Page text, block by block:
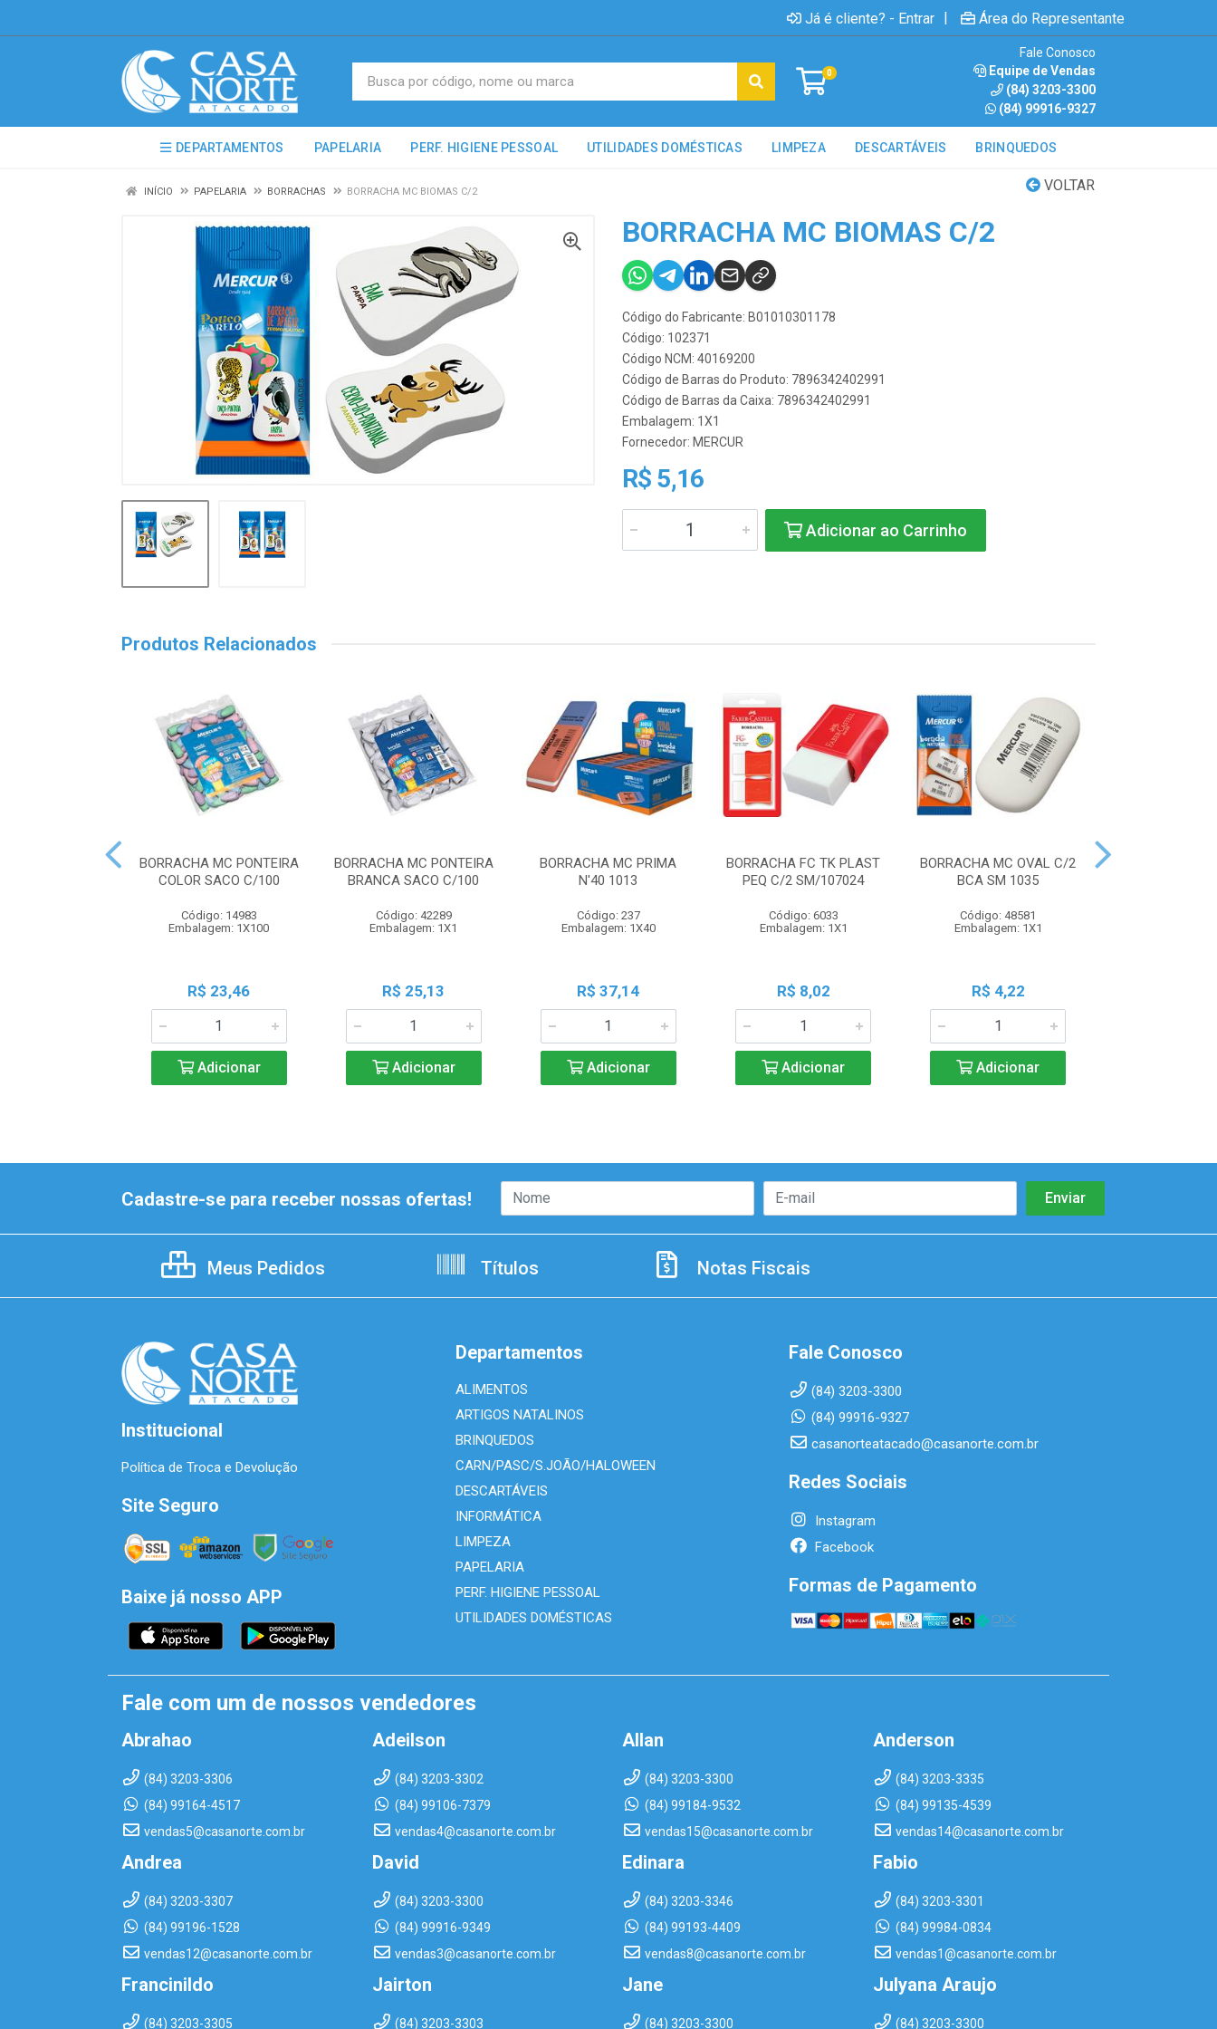
Já é cliente? - Entrar | Área do Representante
0
Fale Conosco
Equipe de Vendas
(84) 3203-3300
(84) 99916-9327
DEPARTAMENTOS PAPELARIA PERF. HIGIENE PESSOAL UTILIDADES DOMÉSTICAS LIMPEZA DESCARTÁVEIS BRINQUEDOS
VOLTAR
INÍCIO PAPELARIA BORRACHAS BORRACHA MC BIOMAS C/2
BORRACHA MC BIOMAS C/2
Código do Fabricante: B01010301178
Código: 102371
Código NCM: 40169200
Código de Barras do Produto: 7896342402991
Código de Barras da Caixa: 7896342402991
Embalagem: 1X1
Fornecedor: MERCUR
R$ 5,16
Adicionar ao Carrinho
Produtos Relacionados
BORRACHA MC PONTEIRA
COLOR SACO C/100
Código: 14983
Embalagem: 1X100
R$ 23,46
Adicionar
BORRACHA MC PONTEIRA
BRANCA SACO C/100
Código: 42289
Embalagem: 1X1
R$ 25,13
Adicionar
BORRACHA MC PRIMA
N'40 1013
Código: 237
Embalagem: 1X40
R$ 37,14
Adicionar
BORRACHA FC TK PLAST
PEQ C/2 SM/107024
Código: 6033
Embalagem: 1X1
R$ 8,02
Adicionar
BORRACHA MC OVAL C/2
BCA SM 1035
Código: 48581
Embalagem: 1X1
R$ 4,22
Adicionar
Cadastre-se para receber nossas ofertas!
Meus Pedidos Títulos Notas Fiscais
Institucional
Política de Troca e Devolução
Site Seguro
Baixe já nosso APP
Departamentos
ALIMENTOS
ARTIGOS NATALINOS
BRINQUEDOS
CARN/PASC/S.JOÃO/HALOWEEN
DESCARTÁVEIS
INFORMÁTICA
LIMPEZA
PAPELARIA
PERF. HIGIENE PESSOAL
UTILIDADES DOMÉSTICAS
Fale Conosco
(84) 3203-3300
(84) 99916-9327
casanorteatacado@casanorte.com.br
Redes Sociais
Instagram
Facebook
Formas de Pagamento
Fale com um de nossos vendedores
Abrahao
(84) 3203-3306
(84) 99164-4517
vendas5@casanorte.com.br
Adeilson
(84) 3203-3302
(84) 99106-7379
vendas4@casanorte.com.br
Allan
(84) 3203-3300
(84) 99184-9532
vendas15@casanorte.com.br
Anderson
(84) 3203-3335
(84) 99135-4539
vendas14@casanorte.com.br
Andrea
(84) 3203-3307
(84) 99196-1528
vendas12@casanorte.com.br
David
(84) 3203-3300
(84) 99916-9349
vendas3@casanorte.com.br
Edinara
(84) 3203-3346
(84) 99193-4409
vendas8@casanorte.com.br
Fabio
(84) 3203-3301
(84) 99984-0834
vendas1@casanorte.com.br
Francinildo
(84) 3203-3305
Jairton
(84) 3203-3303
Jane
(84) 3203-3300
Julyana Araujo
(84) 3203-3300